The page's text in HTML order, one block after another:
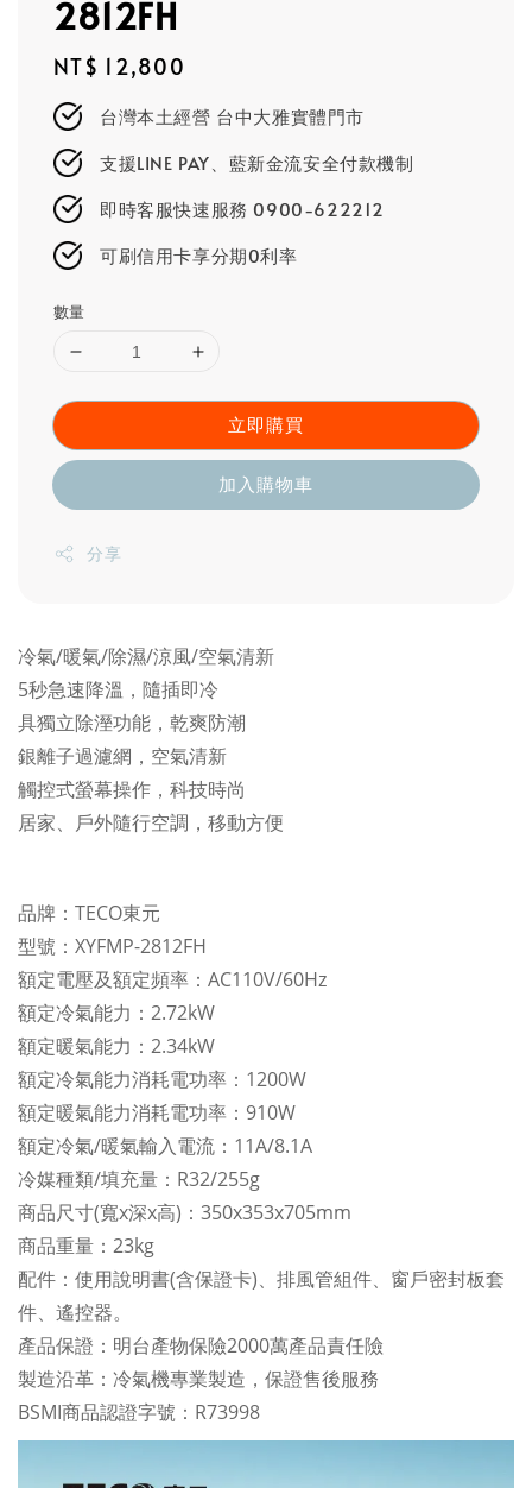
2812FH
Regular
price
NT$ 12,800
台灣本土經營 台中大雅實體門市
支援LINE PAY、藍新金流安全付款機制
即時客服快速服務 0900-622212
可刷信用卡享分期0利率
數量
立即購買
加入購物車
分享
冷氣/暖氣/除濕/涼風/空氣清新
5秒急速降溫，隨插即冷
具獨立除溼功能，乾爽防潮
銀離子過濾網，空氣清新
觸控式螢幕操作，科技時尚
居家、戶外隨行空調，移動方便
品牌：TECO東元
型號：XYFMP-2812FH
額定電壓及額定頻率：AC110V/60Hz
額定冷氣能力：2.72kW
額定暖氣能力：2.34kW
額定冷氣能力消耗電功率：1200W
額定暖氣能力消耗電功率：910W
額定冷氣/暖氣輸入電流：11A/8.1A
冷媒種類/填充量：R32/255g
商品尺寸(寬x深x高)：350x353x705mm
商品重量：23kg
配件：使用說明書(含保證卡)、排風管組件、窗戶密封板套
件、遙控器。
產品保證：明台產物保險2000萬產品責任險
製造沿革：冷氣機專業製造，保證售後服務
BSMI商品認證字號：R73998